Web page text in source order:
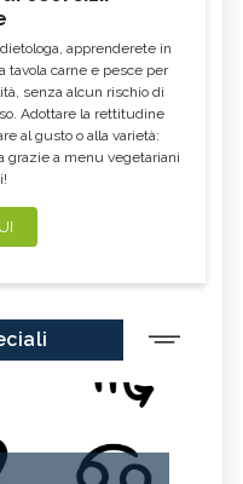
apprenderete in
tavola carne e pesce per
senza alcun rischio di
Adottare la rettitudine
al gusto o alla varietà:
grazie a menu vegetariani